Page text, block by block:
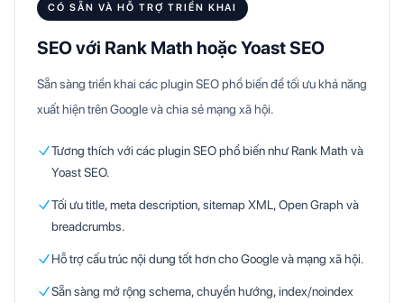
CÓ SẴN VÀ HỖ TRỢ TRIỂN KHAI
SEO với Rank Math hoặc Yoast SEO
Sẵn sàng triển khai các plugin SEO phổ biến để tối ưu khả năng
xuất hiện trên Google và chia sẻ mạng xã hội.
Tương thích với các plugin SEO phổ biến như Rank Math và
Yoast SEO.
Tối ưu title, meta description, sitemap XML, Open Graph và
breadcrumbs.
Hỗ trợ cấu trúc nội dung tốt hơn cho Google và mạng xã hội.
Sẵn sàng mở rộng schema, chuyển hướng, index/noindex